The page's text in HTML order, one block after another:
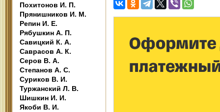
Похитонов И. П.
Прянишников И. М.
Репин И. Е.
Рябушкин А. П.
Савицкий К. А.
Саврасов А. К.
Серов В. А.
Степанов А. С.
Суриков В. И.
Туржанский Л. В.
Шишкин И. И.
Якоби В. И.